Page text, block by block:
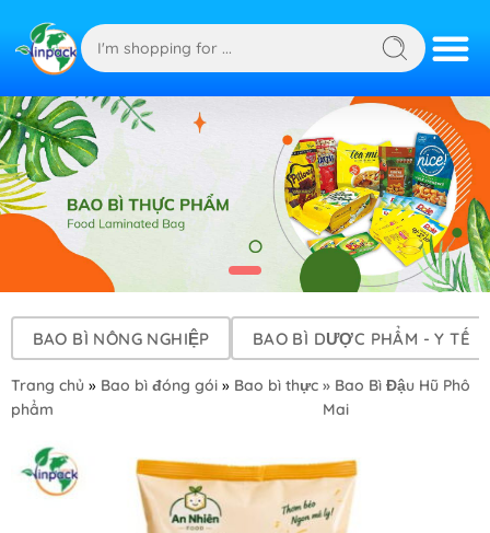
BAO BÌ NÔNG NGHIỆP BAO BÌ DƯỢC PHẨM - Y TẾ
Trang chủ » Bao bì đóng gói » Bao bì thực
phẩm
» Bao Bì Đậu Hũ Phô
Mai